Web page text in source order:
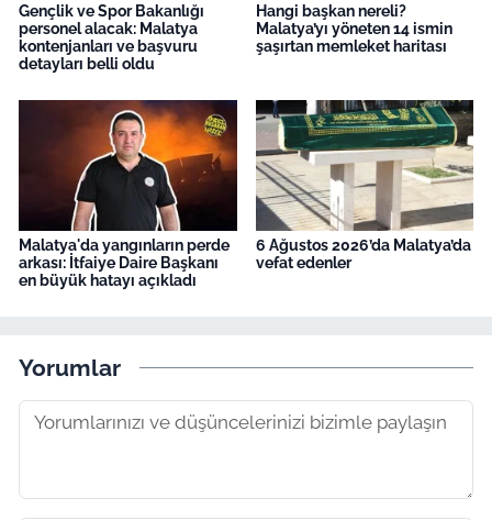
Gençlik ve Spor Bakanlığı
personel alacak: Malatya
kontenjanları ve başvuru
detayları belli oldu
Hangi başkan nereli?
Malatya’yı yöneten 14 ismin
şaşırtan memleket haritası
Malatya'da yangınların perde
arkası: İtfaiye Daire Başkanı
en büyük hatayı açıkladı
6 Ağustos 2026’da Malatya’da
vefat edenler
Yorumlar